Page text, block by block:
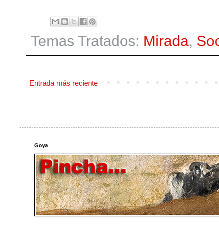
Temas Tratados: Mirada,
Entrada más reciente
Goya